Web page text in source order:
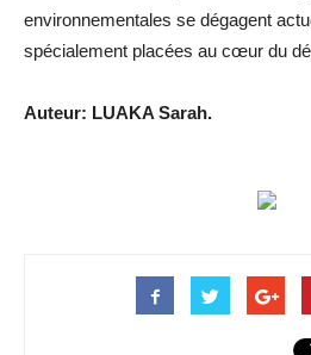
environnementales se dégagent
spécialement placées au cœur du
Auteur: LUAKA Sarah.